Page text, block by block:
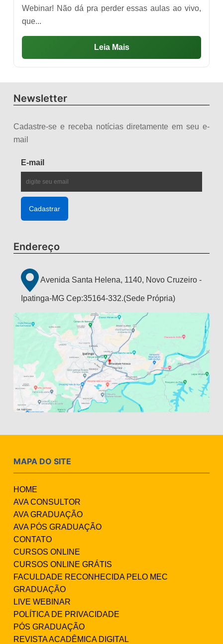
Webinar! Não dá pra perder essas aulas ao vivo,
que...
Leia Mais
Newsletter
Cadastre-se e receba notícias diretamente em seu e-
mail
E-mail
Endereço
Avenida Santa Helena, 1140, Novo Cruzeiro -
Ipatinga-MG Cep:35164-332.(Sede Própria)
MAPA DO SITE
HOME
AVA CONSULTOR
AVA GRADUAÇÃO
AVA PÓS GRADUAÇÃO
CONTATO
CURSOS ONLINE
CURSOS ONLINE GRÁTIS
FACULDADE RECONHECIDA PELO MEC
GRADUAÇÃO
LIVE WEBINAR
POLÍTICA DE PRIVACIDADE
PÓS GRADUAÇÃO
REVISTA ACADÊMICA DIGITAL